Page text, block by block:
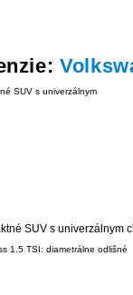
SUV s univerzálnym